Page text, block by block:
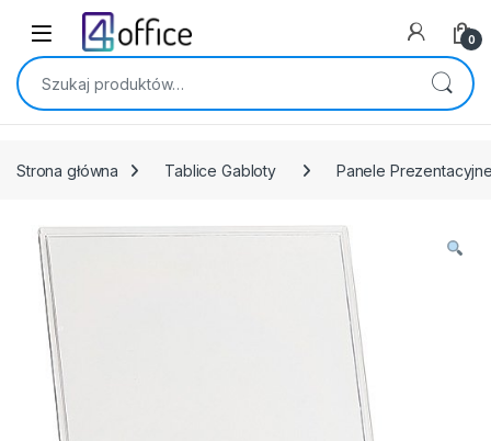
Skip to navigation
Skip to content
0
Szukaj:
Strona główna Tablice Gabloty Panele